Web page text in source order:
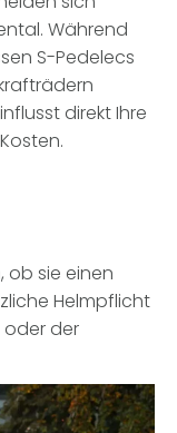
Während
S-Pedelecs
direkt Ihre
ob sie einen
Helmpflicht
oder der